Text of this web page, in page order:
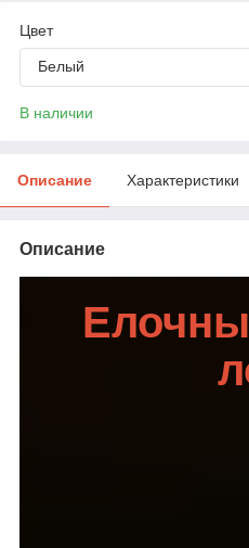
Цвет
Белый
В наличии
Описание Характеристики
Описание